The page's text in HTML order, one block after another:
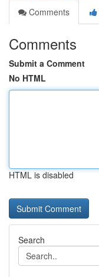
Comments
Comments
Submit a Comment
No HTML
HTML is disabled
Search